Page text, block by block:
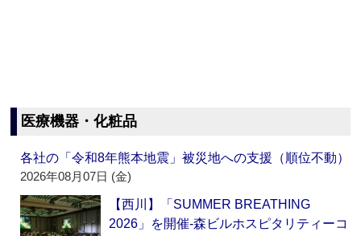
医療機器・化粧品
各社の「令和8年熊本地震」被災地への支援（順位不動）
2026年08月07日 (金)
【西川】「SUMMER BREATHING
2026」を開催‐森ビルホスピタリティーコ